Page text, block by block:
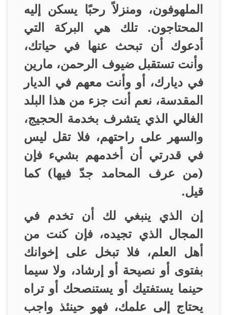
الملهوفون، ومنزلاً رحبًا يسكن إليه
المحتاجون. تلك هي البركة التي
أدعوك أن تبحث عنها في حياتك،
وأنت تستقبل ضيوف الرحمن، مارين
في ديارك، أو وأنت معهم في الديار
المقدسة، نعم أنت جزء من هذا البلد
الغالي الذي يتشرف بخدمة الحجيج،
والسهر على راحتهم، فلا تقل ليس
في قدرتي أن أخدمهم بشيء فإن
(من عرف المحامد جدّ فيها) كما
قيل.
إن الذي ينبغي لك أن تخدم في
المجال الذي تجيده، فإن كنت من
أهل العلم، فلا تبخل على إخوانك
بفتوى أو نصيحة أو إرشاد، ولا سيما
حينما يستفتيك أو يستنصحك أو تراه
يحتاج إلى علمك، فهو حينئذ واجب